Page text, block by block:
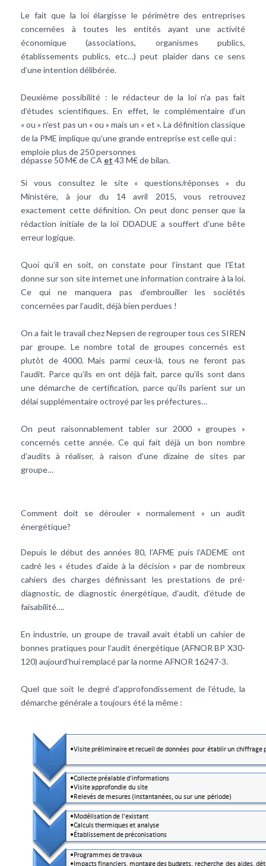
Le fait que la loi élargisse le périmètre des entreprises
concernées à toutes les entités ayant une activité
économique (associations, organismes publics,
établissements publics, etc…) peut plaider dans ce sens
d’une intention délibérée.
Deuxième possibilité : le rédacteur de la loi n’a pas fait
d’études scientifiques. En effet, le complémentaire d’un
« ou » n’est pas un « ou » mais un « et ». La définition classique
de la PME implique qu’une grande entreprise est celle qui :
emploie plus de 250 personnes
dépasse 50 M€ de CA et 43 M€ de bilan.
Si vous consultez le site « questions/réponses » du
Ministère, à jour du 14 avril 2015, vous retrouvez
exactement cette définition. On peut donc penser que la
rédaction initiale de la loi DDADUE a souffert d’une bête
erreur logique.
Quoi qu’il en soit, on constate pour l’instant que l’Etat
donne sur son site internet une information contraire à la loi.
Ce qui ne manquera pas d’embrouiller les sociétés
concernées par l’audit, déjà bien perdues !
On a fait le travail chez Nepsen de regrouper tous ces SIREN
par groupe. Le nombre total de groupes concernés est
plutôt de 4000. Mais parmi ceux-là, tous ne feront pas
l’audit. Parce qu’ils en ont déjà fait, parce qu’ils sont dans
une démarche de certification, parce qu’ils parient sur un
délai supplémentaire octroyé par les préfectures…
On peut raisonnablement tabler sur 2000 « groupes »
concernés cette année. Ce qui fait déjà un bon nombre
d’audits à réaliser, à raison d’une dizaine de sites par
groupe…
Comment doit se dérouler « normalement » un audit
énergétique?
Depuis le début des années 80, l’AFME puis l’ADEME ont
cadré les « études d’aide à la décision » par de nombreux
cahiers des charges définissant les prestations de pré-
diagnostic, de diagnostic énergétique, d’audit, d’étude de
faisabilité….
En industrie, un groupe de travail avait établi un cahier de
bonnes pratiques pour l’audit énergétique (AFNOR BP X30-
120) aujourd’hui remplacé par la norme AFNOR 16247-3.
Quel que soit le degré d’approfondissement de l’étude, la
démarche générale a toujours été la même :